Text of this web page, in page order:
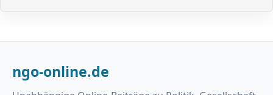
ngo-online.de